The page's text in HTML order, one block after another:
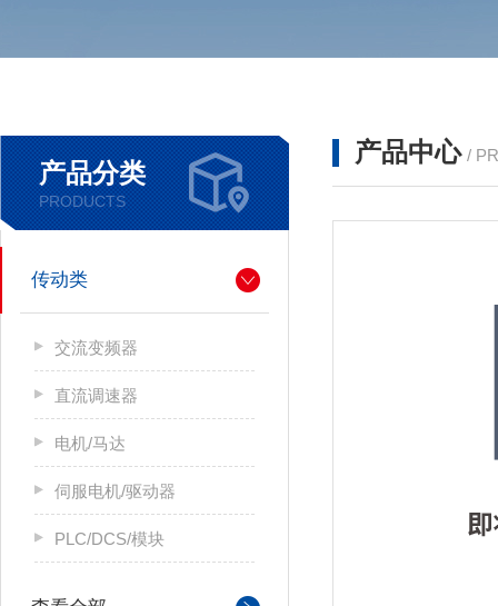
产品分类
PRODUCTS
传动类
交流变频器
直流调速器
电机/马达
伺服电机/驱动器
PLC/DCS/模块
产品中心 /